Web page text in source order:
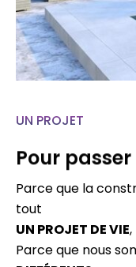
UN PROJET
Pour
Parce que la
tout
UN PROJET DE VIE,
Parce que nous